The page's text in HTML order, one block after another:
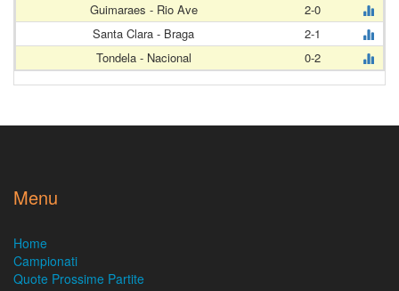
Guimaraes - Rio Ave
2-0
Santa Clara - Braga
2-1
Tondela - Nacional
0-2
Menu
Home
Campionati
Quote Prossime Partite